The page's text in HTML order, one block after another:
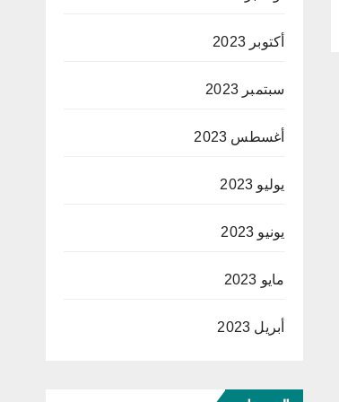
أكتوبر 2023
سبتمبر 2023
أغسطس 2023
يوليو 2023
يونيو 2023
مايو 2023
أبريل 2023